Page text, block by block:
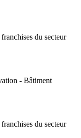
du secteur
- Bâtiment
du secteur